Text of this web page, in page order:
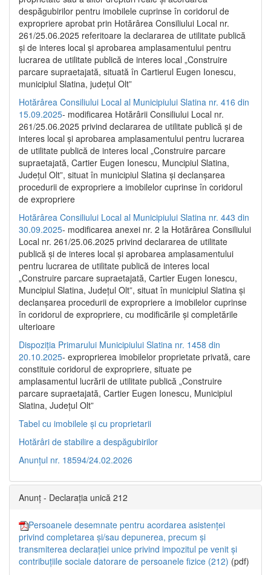
despăgubirilor pentru imobilele cuprinse în coridorul de
expropriere aprobat prin Hotărârea Consiliului Local nr.
261/25.06.2025 referitoare la declararea de utilitate publică
și de interes local și aprobarea amplasamentului pentru
lucrarea de utilitate publică de interes local „Construire
parcare supraetajată, situată în Cartierul Eugen Ionescu,
municipiul Slatina, județul Olt”
Hotărârea Consiliului Local al Municipiului Slatina nr. 416 din
15.09.2025- modificarea Hotărârii Consiliului Local nr.
261/25.06.2025 privind declararea de utilitate publică și de
interes local și aprobarea amplasamentului pentru lucrarea
de utilitate publică de interes local „Construire parcare
supraetajată, Cartier Eugen Ionescu, Muncipiul Slatina,
Județul Olt”, situat în municipiul Slatina și declanșarea
procedurii de expropriere a imobilelor cuprinse în coridorul
de expropriere
Hotărârea Consiliului Local al Municipiului Slatina nr. 443 din
30.09.2025- modificarea anexei nr. 2 la Hotărârea Consiliului
Local nr. 261/25.06.2025 privind declararea de utilitate
publică şi de interes local şi aprobarea amplasamentului
pentru lucrarea de utilitate publică de interes local
„Construire parcare supraetajată, Cartier Eugen Ionescu,
Muncipiul Slatina, Judeţul Olt”, situat în municipiul Slatina şi
declanşarea procedurii de expropriere a imobilelor cuprinse
în coridorul de expropriere, cu modificările şi completările
ulterioare
Dispoziția Primarului Municipiului Slatina nr. 1458 din
20.10.2025- exproprierea imobilelor proprietate privată, care
constituie coridorul de expropriere, situate pe
amplasamentul lucrării de utilitate publică „Construire
parcare supraetajată, Cartier Eugen Ionescu, Municipiul
Slatina, Județul Olt”
Tabel cu imobilele și cu proprietarii
Hotărâri de stabilire a despăgubirilor
Anunțul nr. 18594/24.02.2026
Anunț - Declarația unică 212
Persoanele desemnate pentru acordarea asistenței
privind completarea și/sau depunerea, precum și
transmiterea declarației unice privind impozitul pe venit și
contribuțiile sociale datorare de persoanele fizice (212) (pdf)